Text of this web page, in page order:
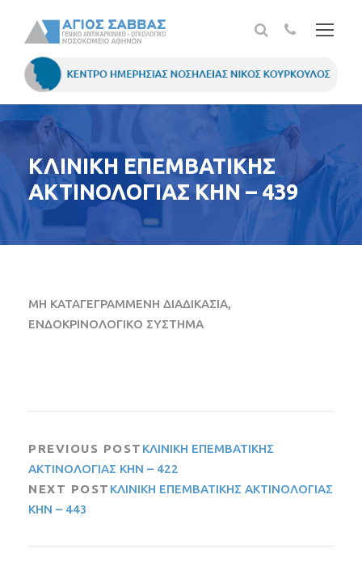
ΚΛΙΝΙΚΗ ΕΠΕΜΒΑΤΙΚΗΣ
ΑΚΤΙΝΟΛΟΓΙΑΣ ΚΗΝ – 439
ΜΗ ΚΑΤΑΓΕΓΡΑΜΜΕΝΗ ΔΙΑΔΙΚΑΣΙΑ,
ΕΝΔΟΚΡΙΝΟΛΟΓΙΚΟ ΣΥΣΤΗΜΑ
PREVIOUS POST ΚΛΙΝΙΚΗ ΕΠΕΜΒΑΤΙΚΗΣ
ΑΚΤΙΝΟΛΟΓΙΑΣ ΚΗΝ – 422
NEXT POST ΚΛΙΝΙΚΗ ΕΠΕΜΒΑΤΙΚΗΣ ΑΚΤΙΝΟΛΟΓΙΑΣ
ΚΗΝ – 443